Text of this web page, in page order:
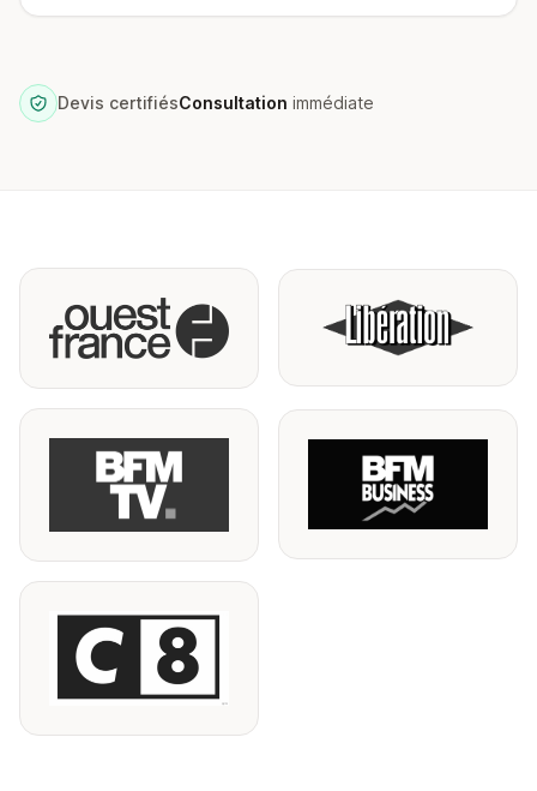
Devis certifiésConsultation immédiate